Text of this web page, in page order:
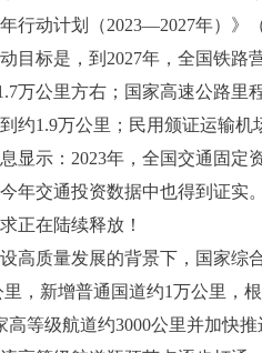
行动计划（2023—2027年）》
目标是，到 2027年，全国铁路
万公里方右；国家高速公路里
约1.9万公里；民用颁证运输机
显示：2023年，全国交通固定
年交通投资数据中也得到证实
正在陆续释放！
高质量发展的背景下，国家综
里，新增普通国道约1万公里 ，
高等级航道约3000公里并加快